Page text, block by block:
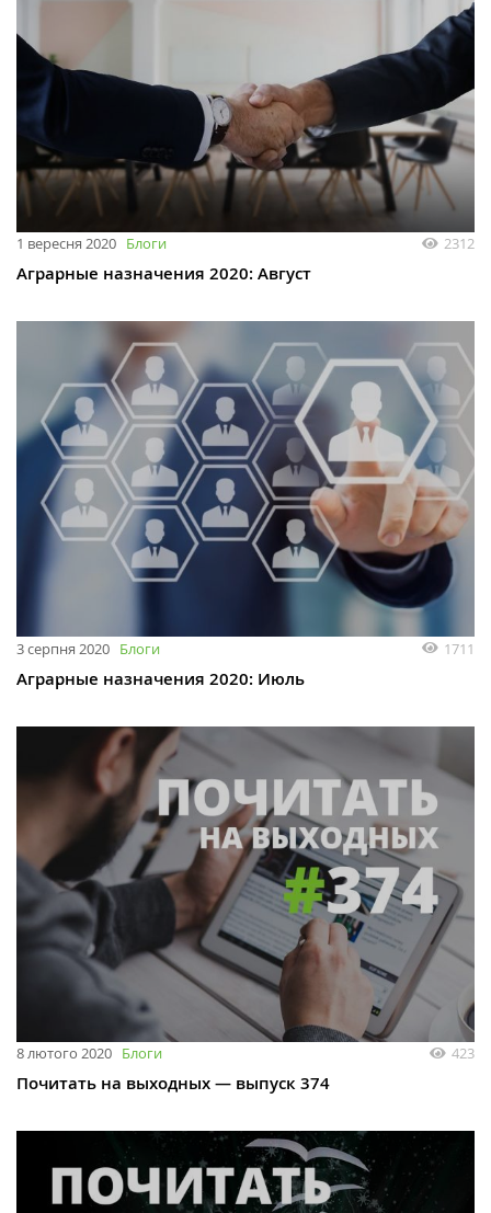
1 вересня 2020 Блоги 2312
Аграрные назначения 2020: Август
3 серпня 2020 Блоги 1711
Аграрные назначения 2020: Июль
8 лютого 2020 Блоги 423
Почитать на выходных — выпуск 374